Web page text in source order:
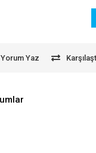
Yorum Yaz